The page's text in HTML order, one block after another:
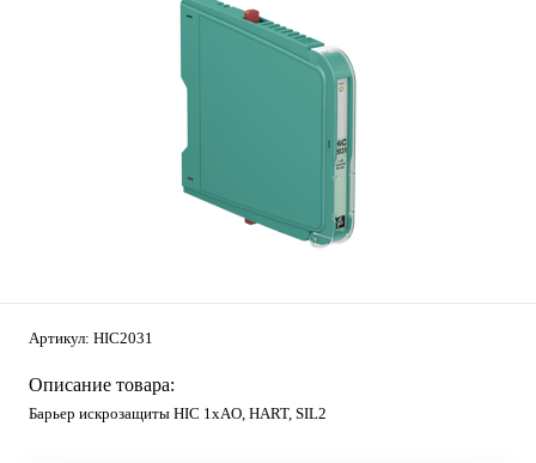
Артикул: HIC2031
Описание товара:
Барьер искрозащиты HIC 1хAO, HART, SIL2